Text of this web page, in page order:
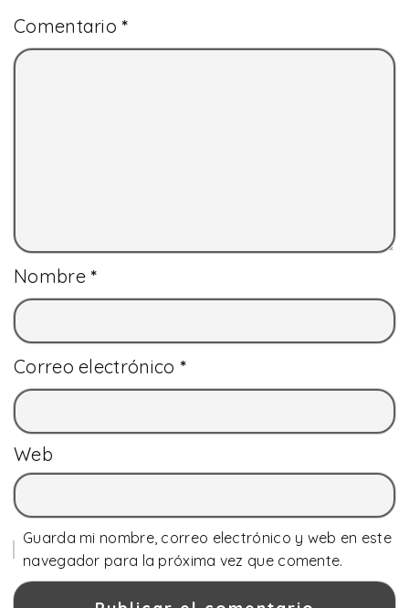
Comentario*
Nombre*
Correo electrónico *
Web
Guarda mi nombre, correo electrónico y web en este
navegador para la próxima vez que comente.